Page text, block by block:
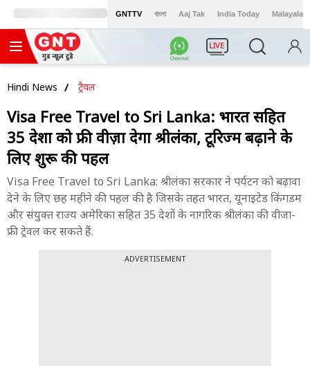
GNTTV বাংলা Aaj Tak India Today Malayalam
LIVE
Hindi News ट्रैवल
Visa Free Travel to Sri Lanka: भारत सहित
35 देशों को फ्री वीज़ा देगा श्रीलंका, टूरिज्म बढ़ाने के
लिए शुरू की पहल
Visa Free Travel to Sri Lanka: श्रीलंका सरकार ने पर्यटन को बढ़ावा
देने के लिए छह महीने की पहल की है जिसके तहत भारत, यूनाइटेड किंगडम
और संयुक्त राज्य अमेरिका सहित 35 देशों के नागरिक श्रीलंका की वीजा-
फ्री ट्रेवल कर सकते हैं.
ADVERTISEMENT